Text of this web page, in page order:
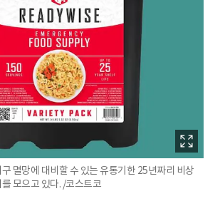
멸망에 대비할 수 있는 유통기한 25년짜리 비상
모으고 있다. /코스트코